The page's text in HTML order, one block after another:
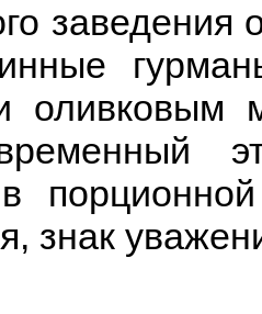
заведения
оливковым
знак